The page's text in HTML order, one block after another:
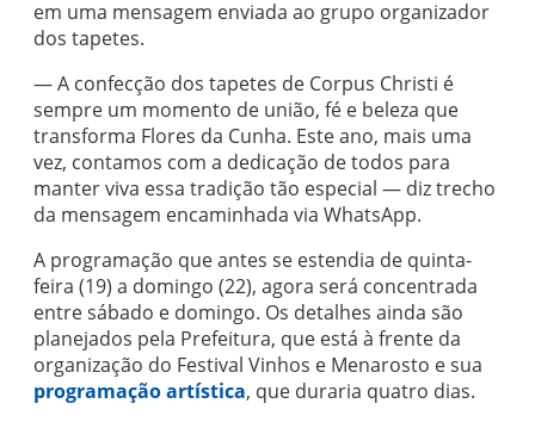
em uma mensagem enviada ao grupo organizador
dos tapetes.
— A confecção dos tapetes de Corpus Christi é
sempre um momento de união, fé e beleza que
transforma Flores da Cunha. Este ano, mais uma
vez, contamos com a dedicação de todos para
manter viva essa tradição tão especial — diz trecho
da mensagem encaminhada via WhatsApp.
A programação que antes se estendia de quinta-
feira (19) a domingo (22), agora será concentrada
entre sábado e domingo. Os detalhes ainda são
planejados pela Prefeitura, que está à frente da
organização do Festival Vinhos e Menarosto e sua
programação artística, que duraria quatro dias.